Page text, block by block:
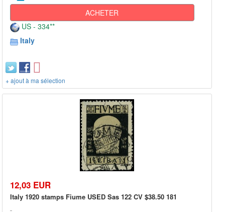
ACHETER
US - 334**
Italy
+ ajout à ma sélection
12,03 EUR
Italy 1920 stamps Fiume USED Sas 122 CV $38.50 181